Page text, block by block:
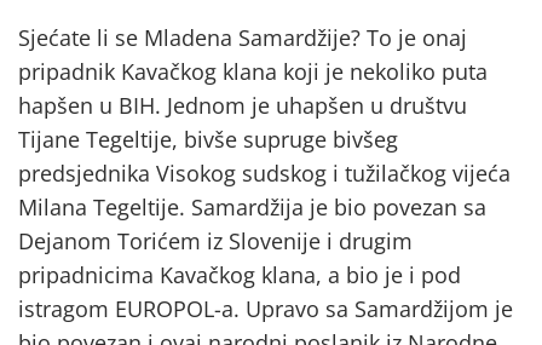
Sjećate li se Mladena Samardžije? To je onaj
pripadnik Kavačkog klana koji je nekoliko puta
hapšen u BIH. Jednom je uhapšen u društvu
Tijane Tegeltije, bivše supruge bivšeg
predsjednika Visokog sudskog i tužilačkog vijeća
Milana Tegeltije. Samardžija je bio povezan sa
Dejanom Torićem iz Slovenije i drugim
pripadnicima Kavačkog klana, a bio je i pod
istragom EUROPOL-a. Upravo sa Samardžijom je